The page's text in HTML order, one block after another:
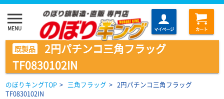
menu
MENU マイページ カート
既製品
2円パチンコ三角フラッグ
TF0830102IN
のぼりキングTOP > 三角フラッグ > 2円パチンコ三角フラッグ
TF0830102IN